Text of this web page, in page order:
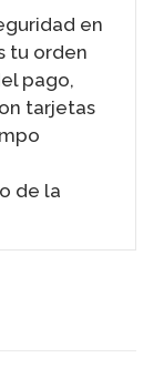
en
tu orden
pago,
tarjetas
de la